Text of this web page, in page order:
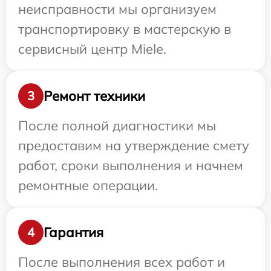
неисправности мы организуем
транспортировку в мастерскую в
сервисный центр Miele.
3
Ремонт техники
После полной диагностики мы
предоставим на утверждение смету
работ, сроки выполнения и начнем
ремонтные операции.
4
Гарантия
После выполнения всех работ и